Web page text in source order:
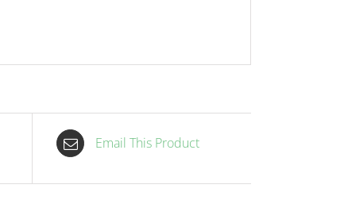
Email This Product